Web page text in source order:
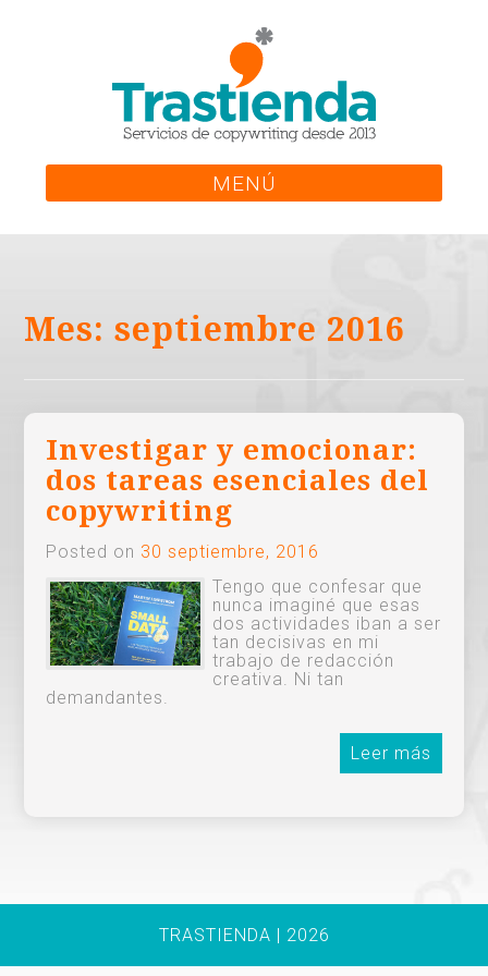
MENÚ
Mes:septiembre 2016
Investigar y emocionar:
dos tareas esenciales del
copywriting
Posted on 30 septiembre, 2016
Tengo que confesar que
nunca imaginé que esas
dos actividades iban a ser
tan decisivas en mi
trabajo de redacción
creativa. Ni tan
demandantes.
Leer más
TRASTIENDA | 2026